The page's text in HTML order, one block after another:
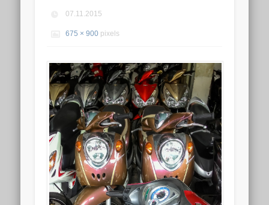
07.11.2015
675 × 900 pixels